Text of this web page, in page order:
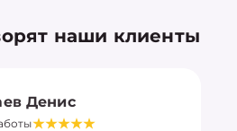
наши клиенты
Денис